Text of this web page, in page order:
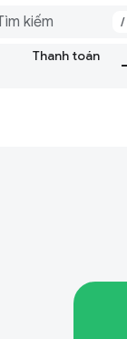
/
Thanh toán